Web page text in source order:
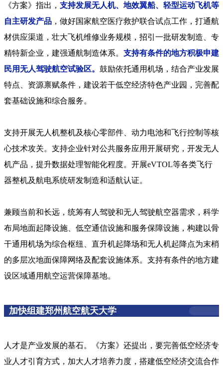
《方案》指出， 支持发展无人机、地效翼船、轻型运动飞机等
自主研发产品 ，做好国家航空医疗救护联合试点工作，打通航
材供应渠道，壮大飞机维修业务规模，招引一批研发制造、专
精特新企业，建强通航制造体系。 支持有条件的地方积极申建
民用无人驾驶航空试验区。 鼓励依托通用机场，结合产业发展
特点、资源禀赋条件，建设若干低空经济特色产业园，完善配
套基础设施和综合服务。
支持开展无人机整机及核心零部件、动力电池和飞行控制等核
心技术攻关。支持企业针对公共服务应用开展研究，开发无人
机产品，提升数据处理智能化程度。开展eVTOL等各类飞行
器整机及航电系统研发制造和适航认证。
兼顾当前和长远，统筹有人驾驶和无人驾驶航空器需求，科学
布局地面起降设施、低空通信设施和服务保障设施，构建以骨
干通用机场为综合枢纽、直升机起降场和无人机起降点为末梢
的多层次地面保障网络及配套设施体系。支持有条件的地方建
设区域通用航空运营保障基地。
加快组建郑州航空航天大学
人才是产业发展的基石。《方案》还提出，要完善低空经济专
业人才引育方式，加大人才培养力度，搭建低空经济交流合作